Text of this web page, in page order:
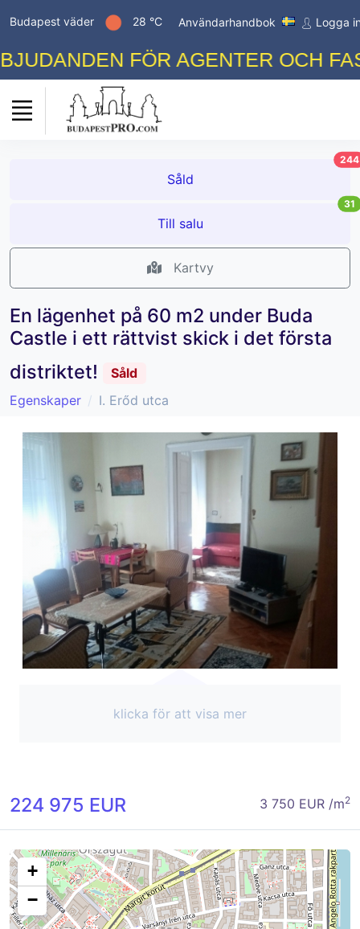
Budapest väder 28 °C Användarhandbok Logga
FÖR AGENTER OCH
Såld
244
Till salu
31
Kartvy
En lägenhet på 60 m2 under Buda
Castle i ett rättvist skick i det första
distriktet!
Såld
Egenskaper
I. Erőd utca
klicka för att visa mer
224 975 EUR 3 750 EUR /m2
+
−